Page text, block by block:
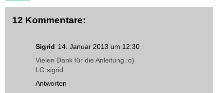
12 Kommentare:
Sigrid 14. Januar 2013 um 12:30
Vielen Dank für die Anleitung :o)
LG sigrid
Antworten